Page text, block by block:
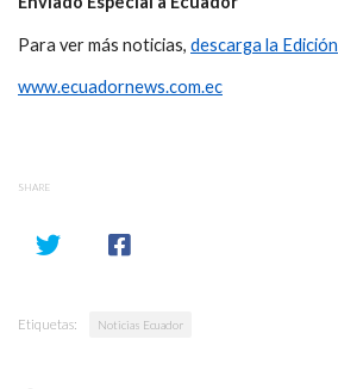
Para ver más noticias, descarga la Edición
www.ecuadornews.com.ec
SHARE
Etiquetas: Noticias Ecuador